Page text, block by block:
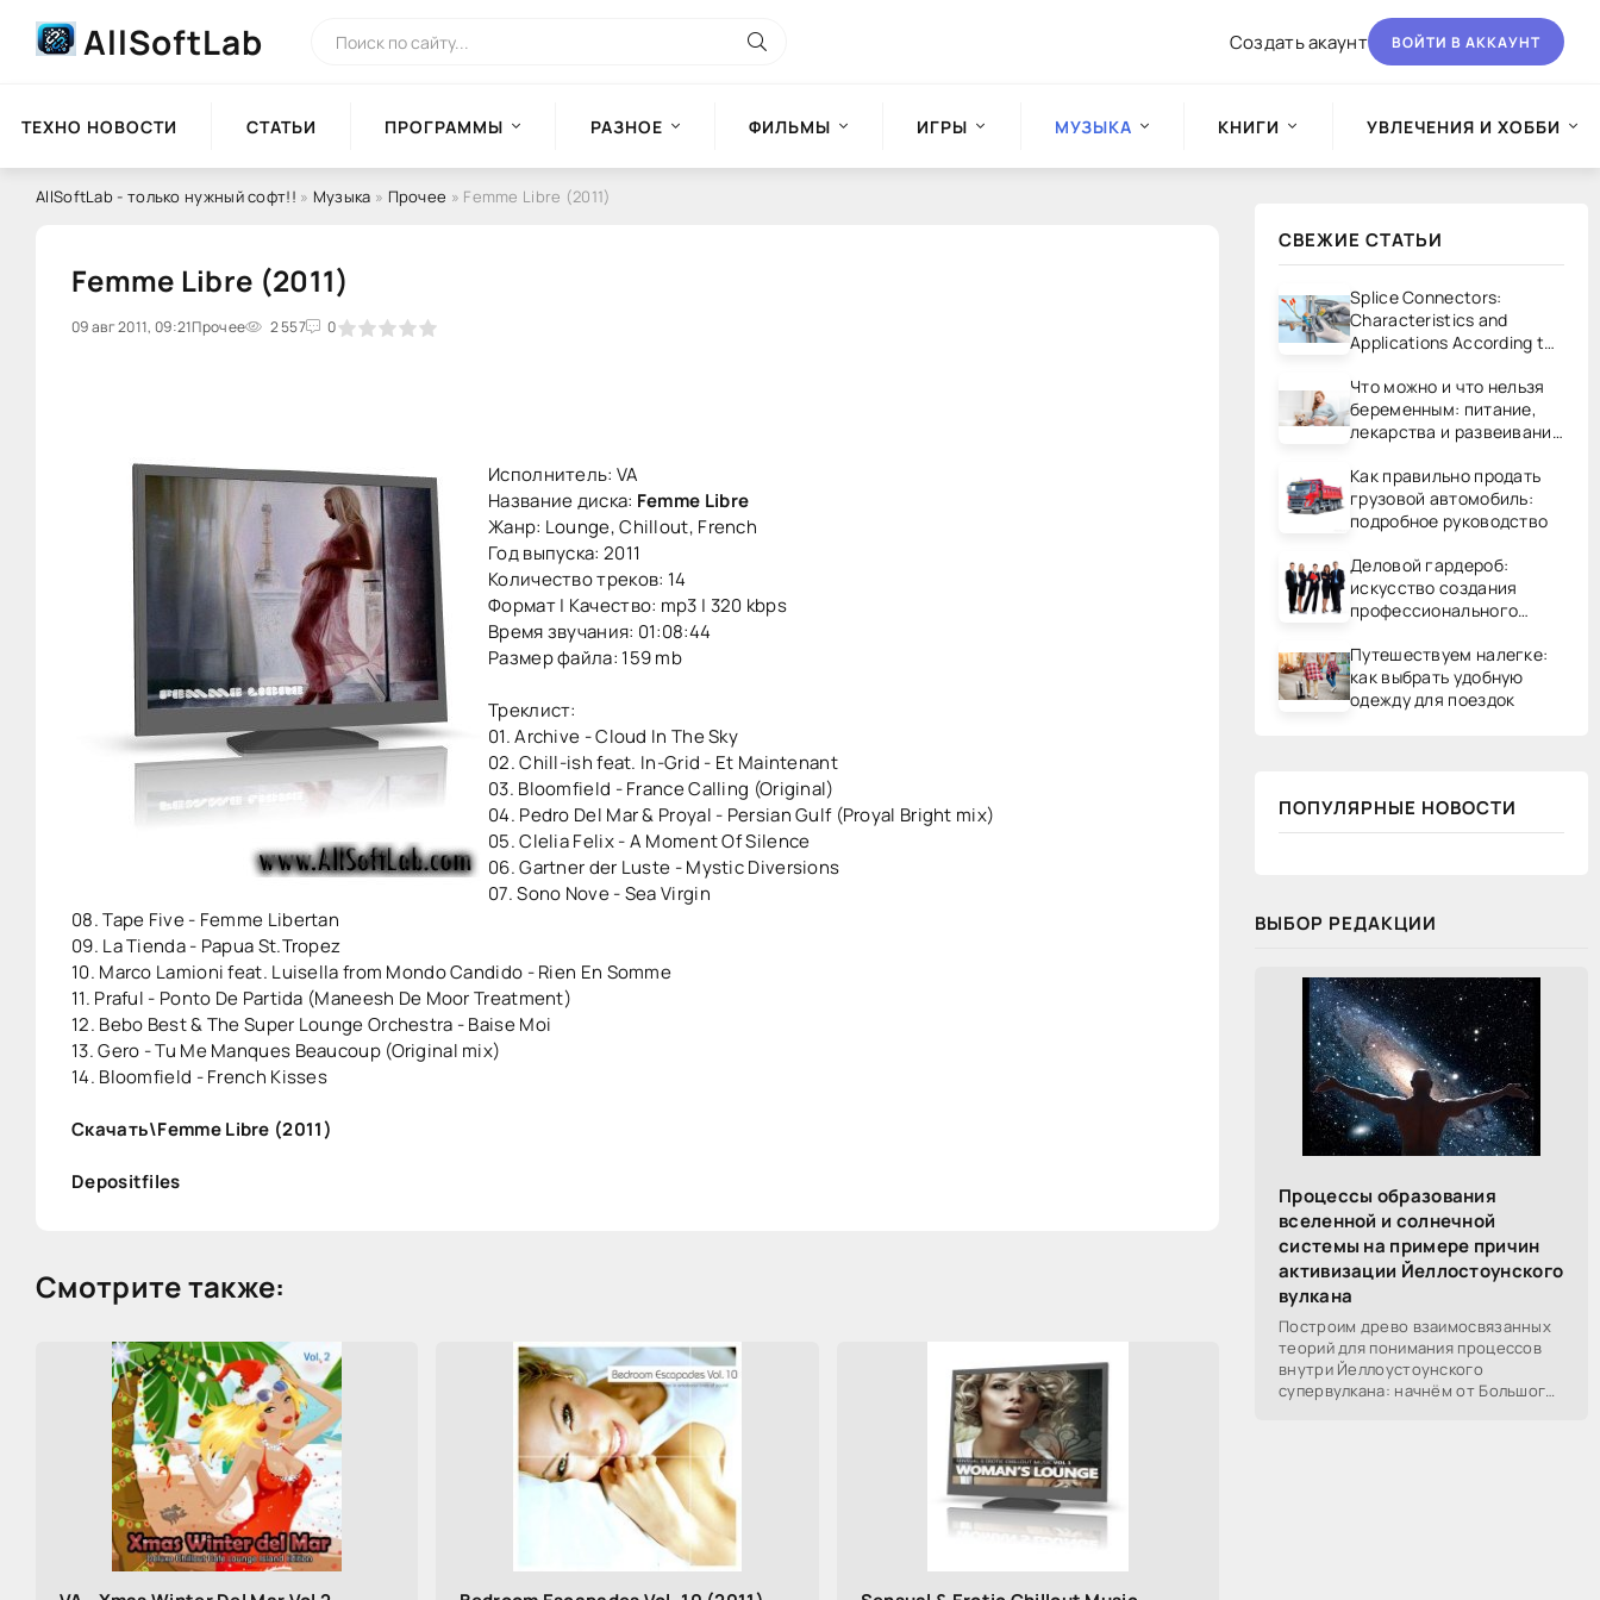
AllSoftLab Создать акаунт ВОЙТИ В АККАУНТ
ТЕХНО НОВОСТИ СТАТЬИ ПРОГРАММЫ РАЗНОЕ ФИЛЬМЫ ИГРЫ МУЗЫКА КНИГИ УВЛЕЧЕНИЯ И ХОББИ
AllSoftLab - только нужный софт!! » Музыка » Прочее » Femme Libre (2011)
Femme Libre (2011)
09 авг 2011, 09:21Прочее 2 557 0
0 1 2 3 4 5
Исполнитель: VA
Название диска: Femme Libre
Жанр: Lounge, Chillout, French
Год выпуска: 2011
Количество треков: 14
Формат | Качество: mp3 | 320 kbps
Время звучания: 01:08:44
Размер файла: 159 mb
Треклист:
01. Archive - Cloud In The Sky
02. Chill-ish feat. In-Grid - Et Maintenant
03. Bloomfield - France Calling (Original)
04. Pedro Del Mar & Proyal - Persian Gulf (Proyal Bright mix)
05. Clelia Felix - A Moment Of Silence
06. Gartner der Luste - Mystic Diversions
07. Sono Nove - Sea Virgin
08. Tape Five - Femme Libertan
09. La Tienda - Papua St.Tropez
10. Marco Lamioni feat. Luisella from Mondo Candido - Rien En Somme
11. Praful - Ponto De Partida (Maneesh De Moor Treatment)
12. Bebo Best & The Super Lounge Orchestra - Baise Moi
13. Gero - Tu Me Manques Beaucoup (Original mix)
14. Bloomfield - French Kisses
Скачать\Femme Libre (2011)
Depositfiles
Смотрите также:
СВЕЖИЕ СТАТЬИ
Splice Connectors:
Characteristics and
Applications According to
Что можно и что нельзя
беременным: питание,
лекарства и развеивание
Как правильно продать
грузовой автомобиль:
подробное руководство
Деловой гардероб:
искусство создания
профессионального
Путешествуем налегке:
как выбрать удобную
одежду для поездок
ПОПУЛЯРНЫЕ НОВОСТИ
ВЫБОР РЕДАКЦИИ
Процессы образования
вселенной и солнечной
системы на примере причин
активизации Йеллостоунского
вулкана
Построим древо взаимосвязанных
теорий для понимания процессов
внутри Йеллоустоунского
супервулкана: начнём от Большого